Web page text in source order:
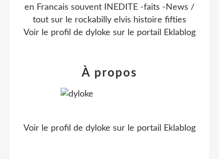
en Francais souvent INEDITE -faits -News /
tout sur le rockabilly elvis histoire fifties
Voir le profil de dyloke sur le portail Eklablog
À propos
Voir le profil de dyloke sur le portail Eklablog